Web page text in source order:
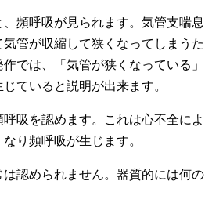
頻呼吸が見られます。気管支喘息
管が収縮して狭くなってしまうた
では、「気管が狭くなっている」
ていると説明が出来ます。
吸を認めます。これは心不全によ
り頻呼吸が生じます。
認められません。器質的には何の